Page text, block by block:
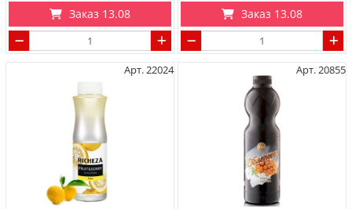
Заказ 13.08 Заказ 13.08
Арт. 22024 Арт. 20855